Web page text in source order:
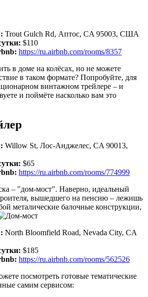
Trout Gulch Rd, Аптос, CA 95003, США
$110
https://ru.airbnb.com/rooms/8357
в доме на колёсах, но не можете
в таком формате? Попробуйте, для
винтажном трейлере – и
и поймёте насколько вам это
Willow St, Лос-Анджелес, CA 90013,
$65
https://ru.airbnb.com/rooms/774999
– "дом-мост". Наверно, идеальный
вышедшего на пенсию – лежишь
металические балочные конструкции,
North Bloomfield Road, Nevada City, CA
$185
https://ru.airbnb.com/rooms/562526
посмотреть готовые тематические
самим сервисом: